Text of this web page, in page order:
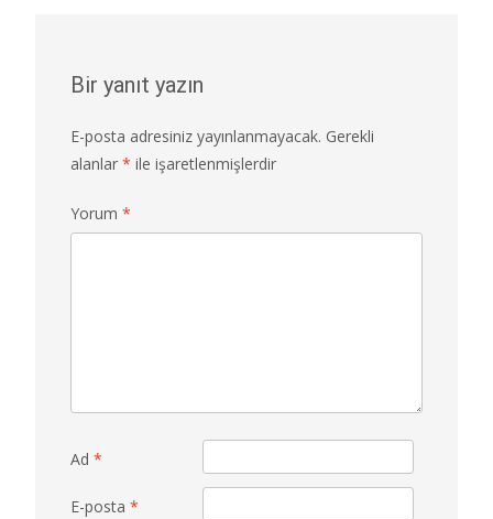
Bir yanıt yazın
E-posta adresiniz yayınlanmayacak. Gerekli
alanlar * ile işaretlenmişlerdir
Yorum *
Ad *
E-posta *